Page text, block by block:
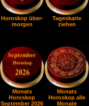
Horoskop über-
morgen
Tageskarte
ziehen
Monats
Horoskop
September 2026
Monats
Horoskop alle
Monate